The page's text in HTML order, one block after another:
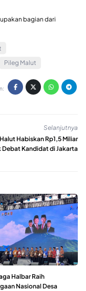
bagian dari
Pileg Malut
Selanjutnya
Habiskan Rp1,5 Miliar
Debat Kandidat di Jakarta
Halbar Raih
Nasional Desa